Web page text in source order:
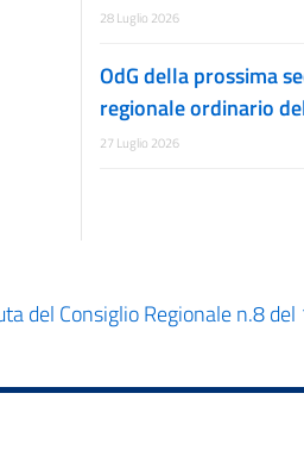
28 Luglio 2026
OdG della prossima
regionale ordinario
27 Luglio 2026
del Consiglio Regionale n.8